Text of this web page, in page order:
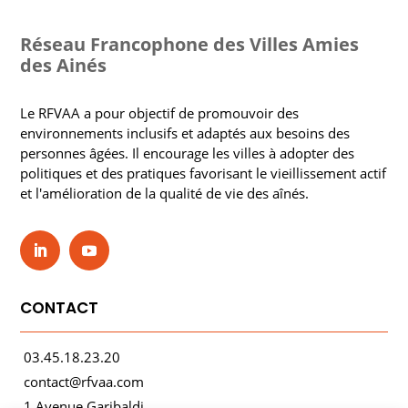
Réseau Francophone des Villes Amies
des Ainés
Le RFVAA a pour objectif de promouvoir des
environnements inclusifs et adaptés aux besoins des
personnes âgées. Il encourage les villes à adopter des
politiques et des pratiques favorisant le vieillissement actif
et l'amélioration de la qualité de vie des aînés.
CONTACT
03.45.18.23.20
contact@rfvaa.com